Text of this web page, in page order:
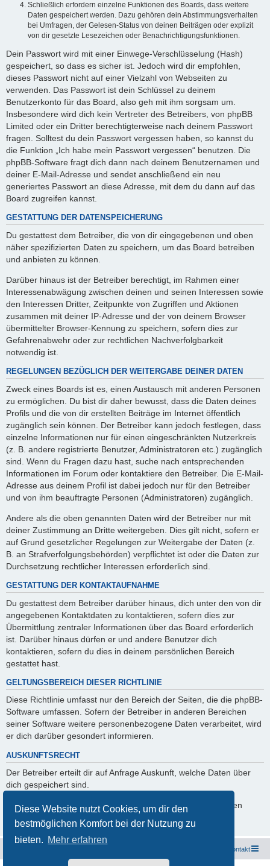
Diese Website nutzt Cookies, um dir den
bestmöglichen Komfort bei der Nutzung zu
bieten. Mehr erfahren
Schließlich erfordern einzelne Funktionen des Boards, dass weitere
Daten gespeichert werden. Dazu gehören dein Abstimmungsverhalten
bei Umfragen, der Gelesen-Status von deinen Beiträgen oder explizit
von dir gesetzte Lesezeichen oder Benachrichtigungsfunktionen.
Dein Passwort wird mit einer Einwege-Verschlüsselung (Hash)
gespeichert, so dass es sicher ist. Jedoch wird dir empfohlen,
dieses Passwort nicht auf einer Vielzahl von Webseiten zu
verwenden. Das Passwort ist dein Schlüssel zu deinem
Benutzerkonto für das Board, also geh mit ihm sorgsam um.
Insbesondere wird dich kein Vertreter des Betreibers, von phpBB
Limited oder ein Dritter berechtigterweise nach deinem Passwort
fragen. Solltest du dein Passwort vergessen haben, so kannst du
die Funktion „Ich habe mein Passwort vergessen“ benutzen. Die
phpBB-Software fragt dich dann nach deinem Benutzernamen und
deiner E-Mail-Adresse und sendet anschließend ein neu
generiertes Passwort an diese Adresse, mit dem du dann auf das
Board zugreifen kannst.
GESTATTUNG DER DATENSPEICHERUNG
Du gestattest dem Betreiber, die von dir eingegebenen und oben
näher spezifizierten Daten zu speichern, um das Board betreiben
und anbieten zu können.
Darüber hinaus ist der Betreiber berechtigt, im Rahmen einer
Interessenabwägung zwischen deinen und seinen Interessen sowie
den Interessen Dritter, Zeitpunkte von Zugriffen und Aktionen
zusammen mit deiner IP-Adresse und der von deinem Browser
übermittelter Browser-Kennung zu speichern, sofern dies zur
Gefahrenabwehr oder zur rechtlichen Nachverfolgbarkeit
notwendig ist.
REGELUNGEN BEZÜGLICH DER WEITERGABE DEINER DATEN
Zweck eines Boards ist es, einen Austausch mit anderen Personen
zu ermöglichen. Du bist dir daher bewusst, dass die Daten deines
Profils und die von dir erstellten Beiträge im Internet öffentlich
zugänglich sein können. Der Betreiber kann jedoch festlegen, dass
einzelne Informationen nur für einen eingeschränkten Nutzerkreis
(z. B. andere registrierte Benutzer, Administratoren etc.) zugänglich
sind. Wenn du Fragen dazu hast, suche nach entsprechenden
Informationen im Forum oder kontaktiere den Betreiber. Die E-Mail-
Adresse aus deinem Profil ist dabei jedoch nur für den Betreiber
und von ihm beauftragte Personen (Administratoren) zugänglich.
Andere als die oben genannten Daten wird der Betreiber nur mit
deiner Zustimmung an Dritte weitergeben. Dies gilt nicht, sofern er
auf Grund gesetzlicher Regelungen zur Weitergabe der Daten (z.
B. an Strafverfolgungsbehörden) verpflichtet ist oder die Daten zur
Durchsetzung rechtlicher Interessen erforderlich sind.
GESTATTUNG DER KONTAKTAUFNAHME
Du gestattest dem Betreiber darüber hinaus, dich unter den von dir
angegebenen Kontaktdaten zu kontaktieren, sofern dies zur
Übermittlung zentraler Informationen über das Board erforderlich
ist. Darüber hinaus dürfen er und andere Benutzer dich
kontaktieren, sofern du dies in deinem persönlichen Bereich
gestattet hast.
GELTUNGSBEREICH DIESER RICHTLINIE
Diese Richtlinie umfasst nur den Bereich der Seiten, die die phpBB-
Software umfassen. Sofern der Betreiber in anderen Bereichen
seiner Software weitere personenbezogene Daten verarbeitet, wird
er dich darüber gesondert informieren.
AUSKUNFTSRECHT
Der Betreiber erteilt dir auf Anfrage Auskunft, welche Daten über
dich gespeichert sind.
Du kannst jederzeit die Löschung bzw. Sperrung deiner Daten
verlangen. Kontaktiere hierzu bitte den Betreiber.
Kontakt